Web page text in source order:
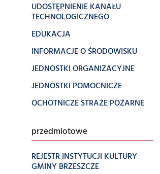
UDOSTĘPNIENIE KANAŁU
TECHNOLOGICZNEGO
EDUKACJA
INFORMACJE O ŚRODOWISKU
JEDNOSTKI ORGANIZACYJNE
JEDNOSTKI POMOCNICZE
OCHOTNICZE STRAŻE POŻARNE
przedmiotowe
REJESTR INSTYTUCJI KULTURY
GMINY BRZESZCZE